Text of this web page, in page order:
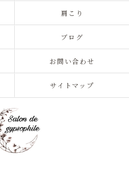
肩こり
ブログ
お問い合わせ
サイトマップ